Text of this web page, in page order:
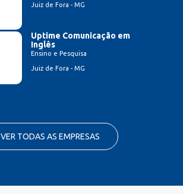
Juiz de Fora - MG
Uptime Comunicação em
Inglês
Ensino e Pesquisa
Juiz de Fora - MG
VER TODAS AS EMPRESAS